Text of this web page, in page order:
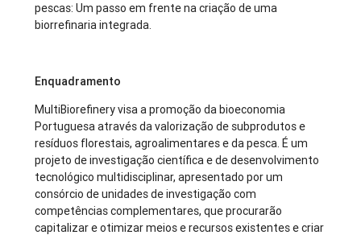
pescas: Um passo em frente na criação de uma
biorrefinaria integrada.
Enquadramento
MultiBiorefinery visa a promoção da bioeconomia
Portuguesa através da valorização de subprodutos e
resíduos florestais, agroalimentares e da pesca. É um
projeto de investigação científica e de desenvolvimento
tecnológico multidisciplinar, apresentado por um
consórcio de unidades de investigação com
competências complementares, que procurarão
capitalizar e otimizar meios e recursos existentes e criar